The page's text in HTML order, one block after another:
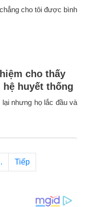
cho tôi được bình
cho thấy
huyết thống
nhưng họ lắc đầu và
Tiếp